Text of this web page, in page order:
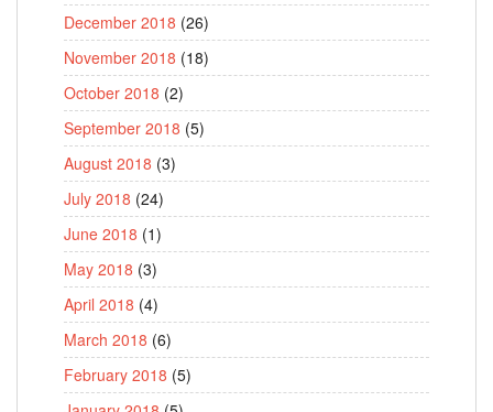
December 2018 (26)
November 2018 (18)
October 2018 (2)
September 2018 (5)
August 2018 (3)
July 2018 (24)
June 2018 (1)
May 2018 (3)
April 2018 (4)
March 2018 (6)
February 2018 (5)